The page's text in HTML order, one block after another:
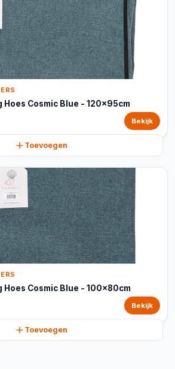
Hoes Cosmic Blue - 120x95cm
Bekijk
Toevoegen
Hoes Cosmic Blue - 100x80cm
Bekijk
Toevoegen